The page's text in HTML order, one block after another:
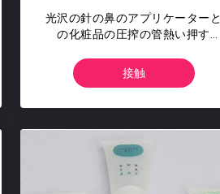
光沢の針の鼻のアプリケーターと
の化粧品の圧搾の管熱い押す
接触